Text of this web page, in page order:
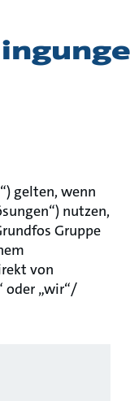
gelten, wenn
nutzen,
Gruppe
von
oder „wir“/